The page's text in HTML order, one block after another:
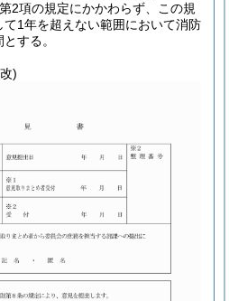
2項の規定にかかわらず、この規
1年を超えない範囲において消防
する。
)